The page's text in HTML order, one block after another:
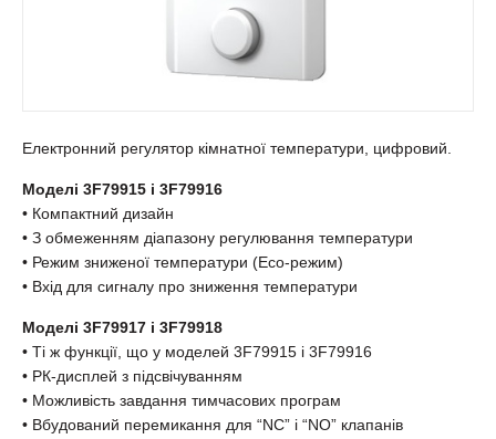
Електронний регулятор кімнатної температури, цифровий.
Моделі 3F79915 і 3F79916
• Компактний дизайн
• З обмеженням діапазону регулювання температури
• Режим зниженої температури (Eco-режим)
• Вхід для сигналу про зниження температури
Моделі 3F79917 і 3F79918
• Ті ж функції, що у моделей 3F79915 і 3F79916
• РК-дисплей з підсвічуванням
• Можливість завдання тимчасових програм
• Вбудований перемикання для “NC” і “NO” клапанів